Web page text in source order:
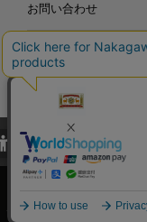
お問い合わせ
Copyright©2000-2026
Nakagawa Masashichi
当サイトでは、当サイ
び利便性向上のために
関しては「プライバシー
承諾する